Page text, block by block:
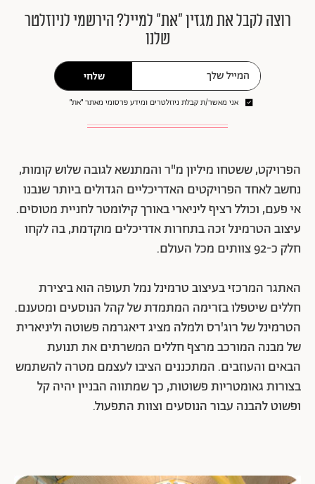
רוצה לקבל את מגזין ״את״ למייל? הירשמי לניוזלטר
שלנו
שלחי
אני מאשר/ת קבלת ניוזלטרים ומידע פרסומי מאתר ״את״
הפרויקט, ששטחו מיליון מ"ר והמתנשא לגובה שלוש קומות,
נחשב לאחד הפרויקטים האדריכליים הגדולים ביותר שנבנו
אי פעם, וכולל רציף ליניארי באורך קילומטר לחניית מטוסים.
עיצוב הטרמינל זכה בתחרות אדריכלים מוקדמת, בה לקחו
חלק כ-92 צוותים מכל העולם.
האתגר המרכזי בעיצוב טרמינל נמל תעופה הוא ביצירת
חללים שיטפלו בזרימה המתמדת של קהל הנוסעים ומטענם.
הטרמינל של רוג'רס ולמלה מציג דיאגרמה פשוטה וליניארית
של מבנה המורכב מרצף חללים המשרתים את תנועת
הבאים והעוזבים. המתכננים הציבו לעצמם מטרה להשתמש
בצורות גאומטריות פשוטות, כך שמתווה הבניין יהיה קל
ופשוט להבנה עבור הנוסעים וצוות התפעול.